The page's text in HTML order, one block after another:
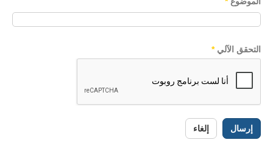
التحقق الآلي *
إرسال إلغاء